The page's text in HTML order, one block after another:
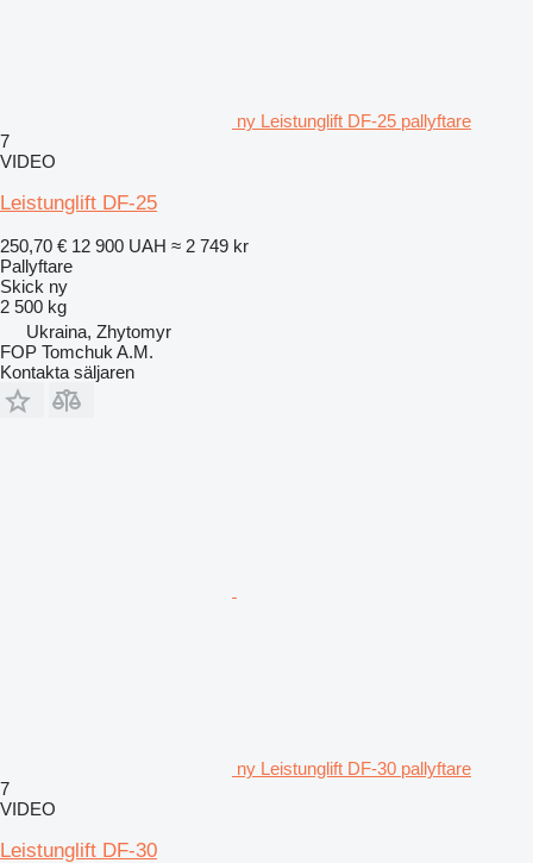
ny Leistunglift DF-25 pallyftare
7
VIDEO
Leistunglift DF-25
250,70 € 12 900 UAH ≈ 2 749 kr
Pallyftare
Skick ny
2 500 kg
Ukraina, Zhytomyr
FOP Tomchuk A.M.
Kontakta säljaren
ny Leistunglift DF-30 pallyftare
7
VIDEO
Leistunglift DF-30